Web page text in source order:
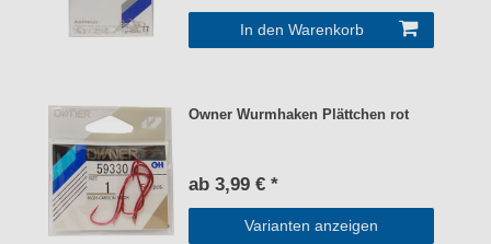
In den Warenkorb
Owner Wurmhaken Plättchen rot
ab 3,99 € *
Varianten anzeigen